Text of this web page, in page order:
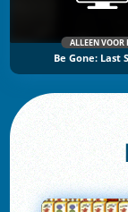
ALLEEN VOOR
Be Gone: Last